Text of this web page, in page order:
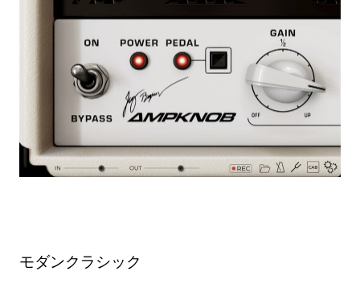
モダンクラシック